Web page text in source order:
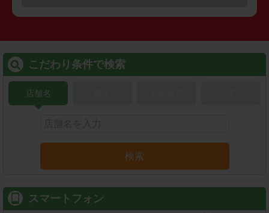
こだわり条件で検索
店舗名
検索
スマートフォン